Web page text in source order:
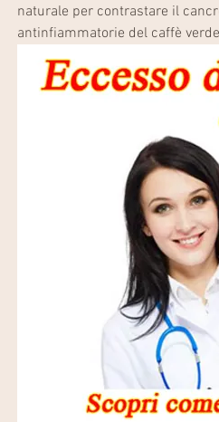
naturale per contrastare il
antinfiammatorie del caffè